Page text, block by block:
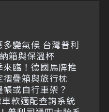
變氣候 台灣普利
箱與保溫杯
臨！德國馬牌推
疊箱與旅行枕
或自行車架？
款適配查詢系統